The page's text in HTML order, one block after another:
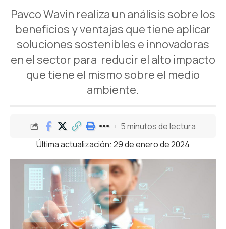
Pavco Wavin realiza un análisis sobre los
beneficios y ventajas que tiene aplicar
soluciones sostenibles e innovadoras
en el sector para reducir el alto impacto
que tiene el mismo sobre el medio
ambiente.
Última actualización: 29 de enero de 2024
5 minutos de lectura